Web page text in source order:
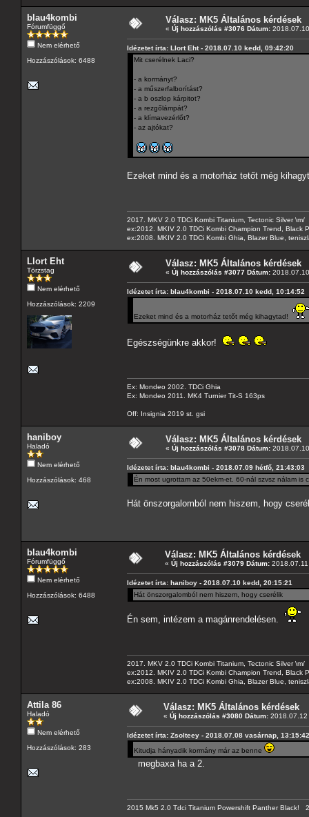
blau4kombi
Fórumfüggő
Nem elérhető
Hozzászólások: 6488
Válasz: MK5 Általános kérdések
« Új hozzászólás #3076 Dátum:
Idézetet írta: Llort Eht - 2018.07.10 kedd, 09:42:20
Mit cserélnek Laci?
- a kormányt?
- a műszerfalborítást?
- a b oszlop kárpitot?
- a rezgőlámpát?
- a klímavezérlőt?
- az ajtókat?
Ezeket mind és a motorház tetőt még
2017. MKV 2.0 TDCi Kombi Titanium, Tectonic Silver \m/
ex:2012. MKIV 2.0 TDCi Kombi Champion Trend, Black
ex:2008. MKIV 2.0 TDCi Kombi Ghia, Blazer Blue,
Llort Eht
Törzstag
Nem elérhető
Hozzászólások: 2209
Válasz: MK5 Általános kérdések
« Új hozzászólás #3077 Dátum:
Idézetet írta: blau4kombi - 2018.07.10 kedd, 10:14:52
Ezeket mind és a motorház tetőt még kihagytad!
Egészségünkre akkor!
Ex: Mondeo 2002. TDCi Ghia
Ex: Mondeo 2011. MK4 Turnier Tit-S 163ps
Off: Insignia 2019 st. gsi
haniboy
Haladó
Nem elérhető
Hozzászólások: 468
Válasz: MK5 Általános kérdések
« Új hozzászólás #3078 Dátum:
Idézetet írta: blau4kombi - 2018.07.09 hétfő, 21:43:03
Én most ugrottam az 50ekm-et. 60-nál szvsz nálam is
Hát önszorgalomból nem hiszem, hogy
blau4kombi
Fórumfüggő
Nem elérhető
Hozzászólások: 6488
Válasz: MK5 Általános kérdések
« Új hozzászólás #3079 Dátum:
Idézetet írta: haniboy - 2018.07.10 kedd, 20:15:21
Hát önszorgalomból nem hiszem, hogy cserélik
Én sem, intézem a magánrendelésen.
2017. MKV 2.0 TDCi Kombi Titanium, Tectonic Silver \m/
ex:2012. MKIV 2.0 TDCi Kombi Champion Trend, Black
ex:2008. MKIV 2.0 TDCi Kombi Ghia, Blazer Blue,
Attila 86
Haladó
Nem elérhető
Hozzászólások: 283
Válasz: MK5 Általános kérdések
« Új hozzászólás #3080 Dátum: 2018.07.12
Idézetet írta: Zsolteey - 2018.07.08 vasárnap, 13:15:42
Kitudja hányadik kormány már az benne
megbaxa ha a 2.
2015 Mk5 2.0 Tdci Titanium Powershift Panther